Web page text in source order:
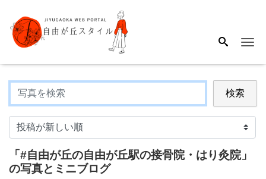
検索
「#自由が丘の自由が丘駅の接骨院・はり灸院」
の写真とミニブログ